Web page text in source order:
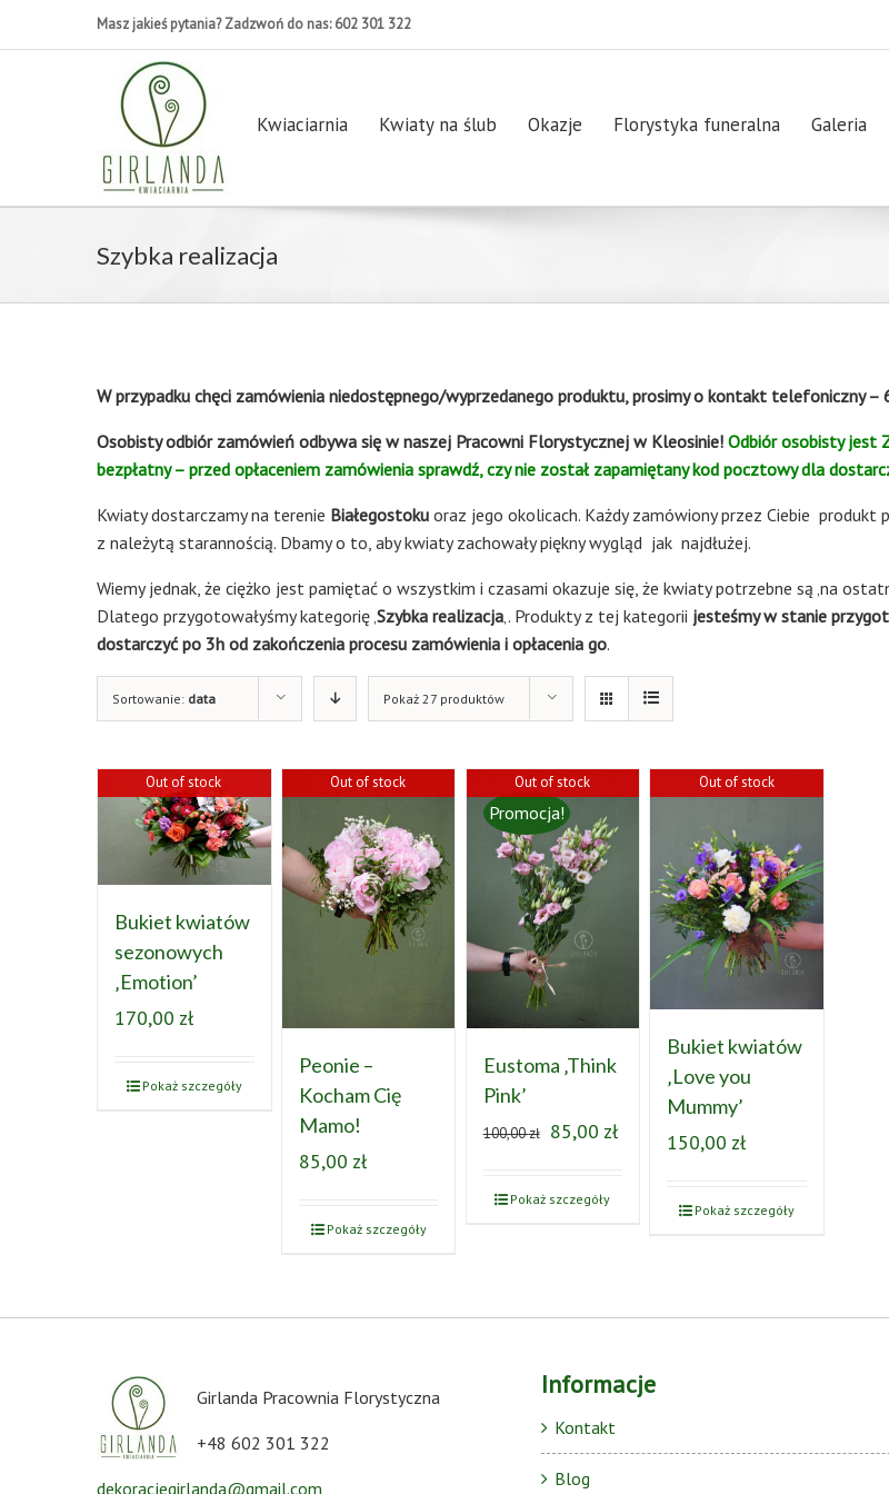
Masz jakieś pytania? Zadzwoń do nas: 602 301 322
Kwiaciarnia Kwiaty na ślub Okazje Florystyka funeralna Galeria
Szybka realizacja
W przypadku chęci zamówienia niedostępnego/wyprzedanego produktu, prosimy o kontakt telefoniczny
Osobisty odbiór zamówień odbywa się w naszej Pracowni Florystycznej w Kleosinie! Odbiór osobisty jest
bezpłatny – przed opłaceniem zamówienia sprawdź, czy nie został zapamiętany kod pocztowy dla
Kwiaty dostarczamy na terenie Białegostoku oraz jego okolicach. Każdy zamówiony przez Ciebie produkt
z należytą starannością. Dbamy o to, aby kwiaty zachowały piękny wygląd jak najdłużej.
Wiemy jednak, że ciężko jest pamiętać o wszystkim i czasami okazuje się, że kwiaty potrzebne są ‚na
Dlatego przygotowałyśmy kategorię ‚Szybka realizacja‚. Produkty z tej kategorii jesteśmy w stanie
dostarczyć po 3h od zakończenia procesu zamówienia i opłacenia go.
Sortowanie: data Pokaż 27 produktów
Out of stock
Bukiet kwiatów
sezonowych
‚Emotion’
170,00 zł
Pokaż szczegóły
Out of stock
Peonie –
Kocham Cię
Mamo!
85,00 zł
Pokaż szczegóły
Promocja!
Out of stock
Eustoma ‚Think
Pink’
100,00zł 85,00 zł
Pokaż szczegóły
Out of stock
Bukiet kwiatów
‚Love you
Mummy’
150,00 zł
Pokaż szczegóły
Girlanda Pracownia Florystyczna
+48 602 301 322
dekoracjegirlanda@gmail.com
Informacje
Kontakt
Blog